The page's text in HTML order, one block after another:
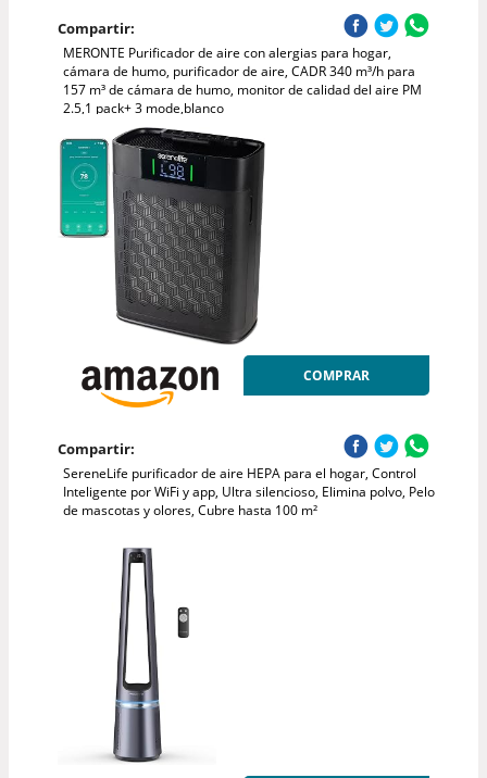
Compartir:
MERONTE Purificador de aire con alergias para hogar,
cámara de humo, purificador de aire, CADR 340 m³/h para
157 m³ de cámara de humo, monitor de calidad del aire PM
2.5,1 pack+ 3 mode,blanco
COMPRAR
Compartir:
SereneLife purificador de aire HEPA para el hogar, Control
Inteligente por WiFi y app, Ultra silencioso, Elimina polvo, Pelo
de mascotas y olores, Cubre hasta 100 m²